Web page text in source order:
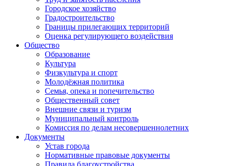
Городское хозяйство
Градостроительство
Границы прилегающих территорий
Оценка регулирующего воздействия
Общество
Образование
Культура
Физкультура и спорт
Молодёжная политика
Семья, опека и попечительство
Общественный совет
Внешние связи и туризм
Муниципальный контроль
Комиссия по делам несовершеннолетних
Документы
Устав города
Нормативные правовые документы
Правила благоустройства